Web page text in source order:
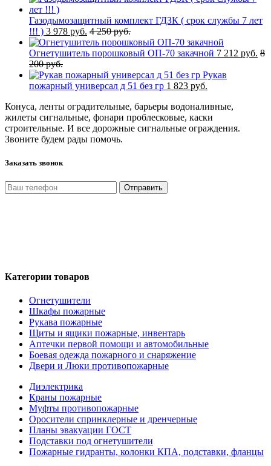
Газодымозащитный комплект ГДЗК ( срок службы 7 лет
!!! ) 3 978 руб. 4 250 руб.
Огнетушитель порошковый ОП-70 закачной 7 212 руб. 8
200 руб.
Рукав
пожарный универсал д 51 без гр 1 823 руб.
Конуса, ленты оградительные, барьеры водоналивные,
жилеты сигнальные, фонари проблесковые, каски
строительные. И все дорожные сигнальные ограждения.
Звоните будем рады помочь.
Заказать звонок
Отправить
Категории товаров
Огнетушители
Шкафы пожарные
Рукава пожарные
Щиты и ящики пожарные, инвентарь
Аптечки первой помощи и автомобильные
Боевая одежда пожарного и снаряжение
Двери и Люки противопожарные
Диэлектрика
Краны пожарные
Муфты противопожарные
Оросители спринклерные и дренчерные
Планы эвакуации ГОСТ
Подставки под огнетушители
Пожарные гидранты, колонки КПА, подставки, фланцы